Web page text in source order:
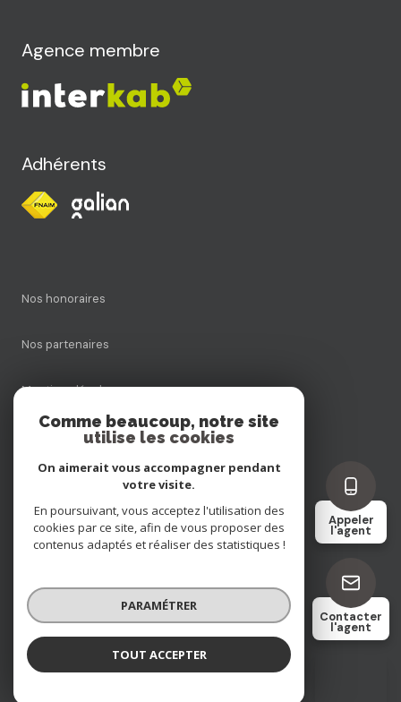
Sebastien SWYNDAUW
Appeler
l'agent
Contacter
l'agent
Agence membre
Adhérents
Nos honoraires
Nos partenaires
Mentions légales
Cookies
© 2026 | Tous droits réservés
Réalisé par
Comme beaucoup, notre site
utilise les cookies
On aimerait vous accompagner pendant
votre visite.
En poursuivant, vous acceptez l'utilisation des
cookies par ce site, afin de vous proposer des
contenus adaptés et réaliser des statistiques !
PARAMÉTRER
TOUT ACCEPTER